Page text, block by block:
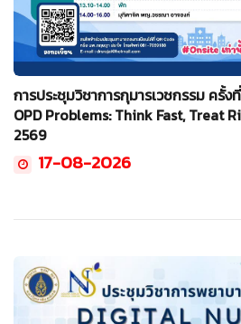
การประชุมวิชาการกุมารเวชกรรม ครั้
OPD Problems: Think Fast, Treat
2569
17-08-2026